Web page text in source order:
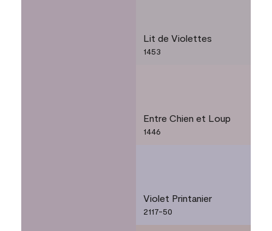
Lit de Violettes
1453
Entre Chien et Loup
1446
Violet Printanier
2117-50